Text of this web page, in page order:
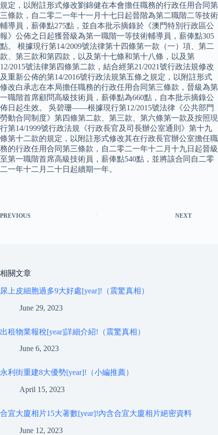
規定，以附註形式修改劉錦健在本會擔任職務的行政任用合同第
三條款，自二零二一年十一月十七日起晉階為第二職階二等技術
輔導員，薪俸點275點，並自本批示摘錄於《澳門特別行政區公
報》公佈之日起獲晉級為第一職階一等技術輔導員，薪俸點305
點。 根據現行第14/2009號法律第十四條第一款（一）項、第二
款、第三款和第四款，以及第十七條和第十八條，以及第
12/2015號法律第四條第二款，結合經第21/2021號行政法規修改
及重新公佈的第14/2016號行政法規第五條之規定，以附註形式
修改白承志在本局擔任職務的行政任用合同第三條款，晉級為第
一職階首席顧問高級技術員，薪俸點為660點，自本批示摘錄公
佈日起生效。 吳碧珊——根據現行第12/2015號法律《公共部門
勞動合同制度》第四條第二款、第三款、第六條第一款及按照現
行第14/1999號行政法規《行政長官及司長辦公室通則》第十九
條第十二款的規定，以附註形式修改其在行政長官辦公室擔任職
務的行政任用合同第三條款，自二零二一年十二月十九日起晉級
至第一職階首席高級技術員，薪俸點540點，並將該合同自二零
二一年十二月二十日起續期一年。
PREVIOUS NEXT
相關文章
尿上皮細胞過多9大好處[year]!（震驚真相）
June 29, 2023
出租物業報稅[year]詳細介紹!（震驚真相）
June 6, 2023
永利街重建8大優勢[year]!（小編推薦）
April 15, 2023
合宜大廈相片15大著數[year]!內含合宜大廈相片絕密資料
June 12, 2023